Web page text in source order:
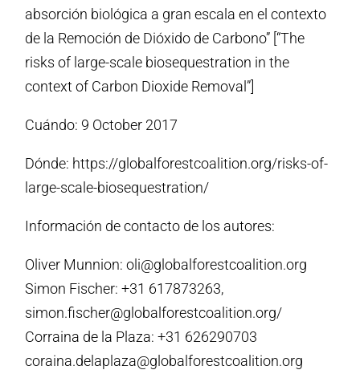
absorción biológica a gran escala en el contexto
de la Remoción de Dióxido de Carbono” [“The
risks of large-scale biosequestration in the
context of Carbon Dioxide Removal”]
Cuándo: 9 October 2017
Dónde: https://globalforestcoalition.org/risks-of-
large-scale-biosequestration/
Información de contacto de los autores:
Oliver Munnion: oli@globalforestcoalition.org
Simon Fischer: +31 617873263,
simon.fischer@globalforestcoalition.org/
Corraina de la Plaza: +31 626290703
coraina.delaplaza@globalforestcoalition.org